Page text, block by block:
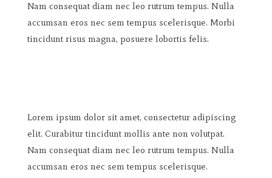
Nam consequat diam nec leo rutrum tempus. Nulla
accumsan eros nec sem tempus scelerisque. Morbi
tincidunt risus magna, posuere lobortis felis.
Lorem ipsum dolor sit amet, consectetur adipiscing
elit. Curabitur tincidunt mollis ante non volutpat.
Nam consequat diam nec leo rutrum tempus. Nulla
accumsan eros nec sem tempus scelerisque.